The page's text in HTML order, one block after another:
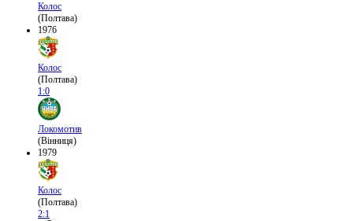
Колос
(Полтава)
1976
Колос
(Полтава)
1:0
Локомотив
(Вінниця)
1979
Колос
(Полтава)
2:1